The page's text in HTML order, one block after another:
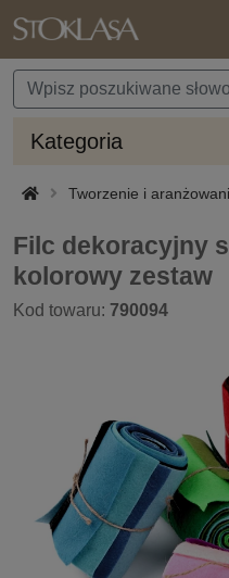
Kategoria
Tworzenie i
Filc dekoracyjny
kolorowy zestaw
Kod towaru: 790094